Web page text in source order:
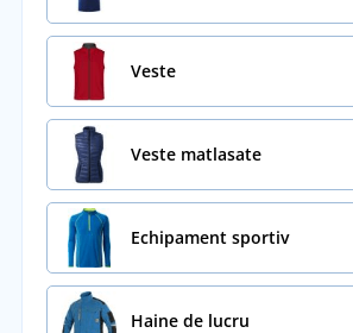
Veste
Veste matlasate
Echipament sportiv
Haine de lucru